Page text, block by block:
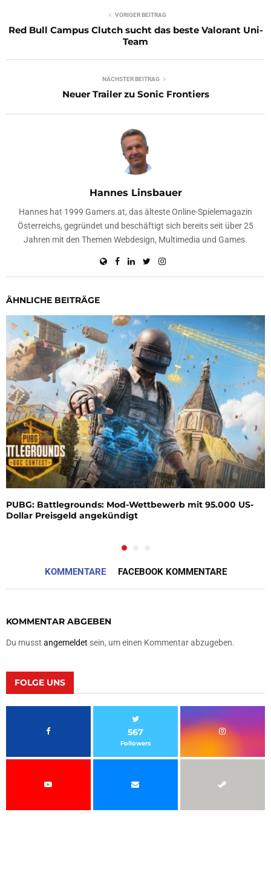
VORIGER BEITRAG
Red Bull Campus Clutch sucht das beste Valorant Uni-
Team
NÄCHSTER BEITRAG
Neuer Trailer zu Sonic Frontiers
Hannes Linsbauer
Hannes hat 1999 Gamers.at, das älteste Online-Spielemagazin
Österreichs, gegründet und beschäftigt sich bereits seit über 25
Jahren mit den Themen Webdesign, Multimedia und Games.
ÄHNLICHE BEITRÄGE
PUBG: Battlegrounds: Mod-Wettbewerb mit 95.000 US-
Dollar Preisgeld angekündigt
KOMMENTARE FACEBOOK KOMMENTARE
KOMMENTAR ABGEBEN
Du musst angemeldet sein, um einen Kommentar abzugeben.
FOLGE UNS
567
Followers